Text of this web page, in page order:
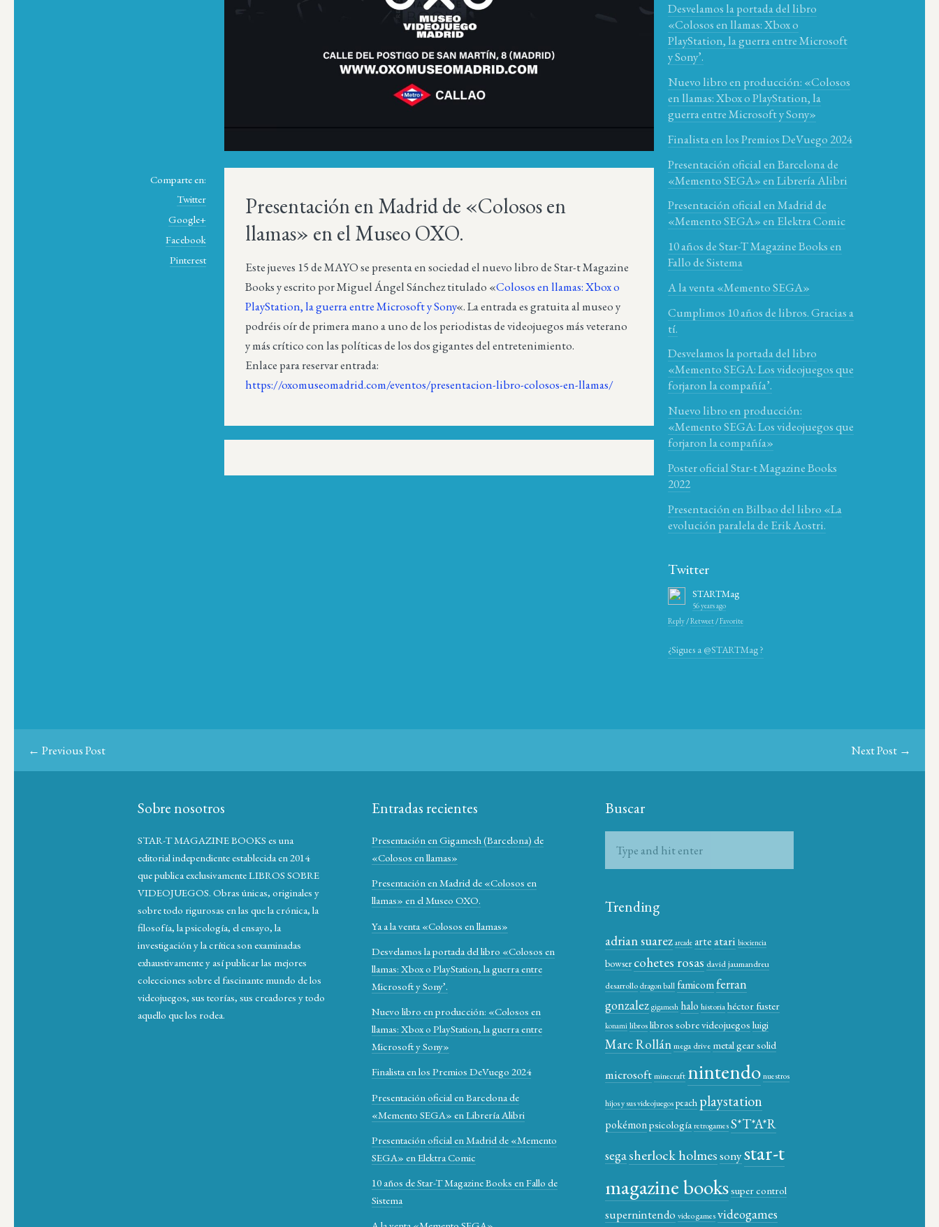
Presentación en Madrid de «Colosos en
llamas» en el Museo OXO.
Este jueves 15 de MAYO se presenta en sociedad el nuevo libro de Star-t Magazine
Books y escrito por Miguel Ángel Sánchez titulado «Colosos en llamas: Xbox o
PlayStation, la guerra entre Microsoft y Sony«. La entrada es gratuita al museo y
podréis oír de primera mano a uno de los periodistas de videojuegos más veterano
y más crítico con las políticas de los dos gigantes del entretenimiento.
Enlace para reservar entrada:
https://oxomuseomadrid.com/eventos/presentacion-libro-colosos-en-llamas/
Comparte en:
Twitter
Google+
Facebook
Pinterest
Desvelamos la portada del libro
«Colosos en llamas: Xbox o
PlayStation, la guerra entre Microsoft
y Sony’.
Nuevo libro en producción: «Colosos
en llamas: Xbox o PlayStation, la
guerra entre Microsoft y Sony»
Finalista en los Premios DeVuego 2024
Presentación oficial en Barcelona de
«Memento SEGA» en Librería Alibri
Presentación oficial en Madrid de
«Memento SEGA» en Elektra Comic
10 años de Star-T Magazine Books en
Fallo de Sistema
A la venta «Memento SEGA»
Cumplimos 10 años de libros. Gracias a
tí.
Desvelamos la portada del libro
«Memento SEGA: Los videojuegos que
forjaron la compañía’.
Nuevo libro en producción:
«Memento SEGA: Los videojuegos que
forjaron la compañía»
Poster oficial Star-t Magazine Books
2022
Presentación en Bilbao del libro «La
evolución paralela de Erik Aostri.
Twitter
STARTMag
56 years ago
Reply/Retweet/Favorite
¿Sigues a @STARTMag ?
Next Post →
← Previous Post
Sobre nosotros
STAR-T MAGAZINE BOOKS es una
editorial independiente establecida en 2014
que publica exclusivamente LIBROS SOBRE
VIDEOJUEGOS. Obras únicas, originales y
sobre todo rigurosas en las que la crónica, la
filosofía, la psicología, el ensayo, la
investigación y la crítica son examinadas
exhaustivamente y así publicar las mejores
colecciones sobre el fascinante mundo de los
videojuegos, sus teorías, sus creadores y todo
aquello que los rodea.
Entradas recientes
Presentación en Gigamesh (Barcelona) de
«Colosos en llamas»
Presentación en Madrid de «Colosos en
llamas» en el Museo OXO.
Ya a la venta «Colosos en llamas»
Desvelamos la portada del libro «Colosos en
llamas: Xbox o PlayStation, la guerra entre
Microsoft y Sony’.
Nuevo libro en producción: «Colosos en
llamas: Xbox o PlayStation, la guerra entre
Microsoft y Sony»
Finalista en los Premios DeVuego 2024
Presentación oficial en Barcelona de
«Memento SEGA» en Librería Alibri
Presentación oficial en Madrid de «Memento
SEGA» en Elektra Comic
10 años de Star-T Magazine Books en Fallo de
Sistema
Buscar
Trending
adrian suarez arcade arte atari biociencia
bowser cohetes rosas david jaumandreu
desarrollo dragon ball famicomferran
gonzalez gigamesh halo historiahéctor fuster
konami libroslibros sobre videojuegos luigi
Marc Rollánmega drive metal gear solid
microsoft minecraft nintendo nuestros
hijos y sus videojuegos peach playstation
pokémonpsicología retrogames S*T*A*R
segasherlock holmessonystar-t
magazine bookssuper control
supernintendo video games videogames